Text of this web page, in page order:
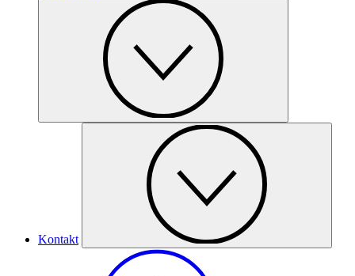
Kontakt